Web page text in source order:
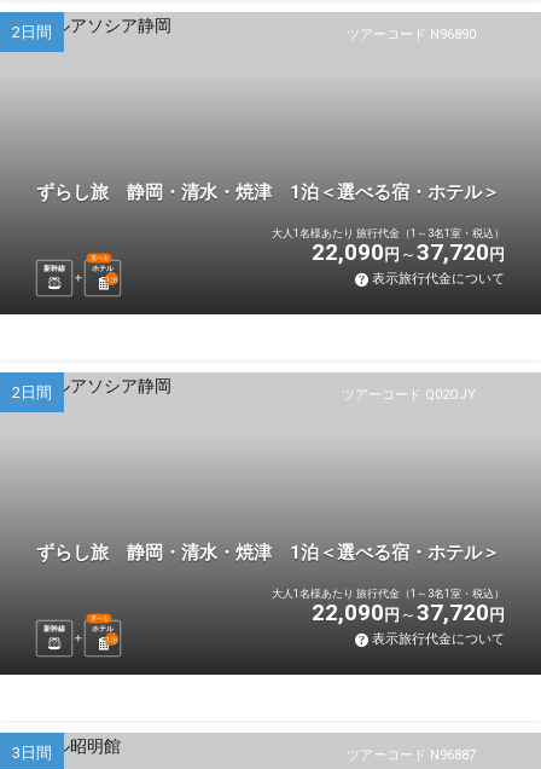
ツアーコード N96890
2日間
ずらし旅 静岡・清水・焼津 1泊＜選べる宿・ホテル＞
新幹線 ホテル
選べる
1 泊
大人1名様あたり 旅行代金（1～3名1室・税込）
22,090 円 37,720 円
表示旅行代金について
ツアーコード Q02OJY
2日間
ずらし旅 静岡・清水・焼津 1泊＜選べる宿・ホテル＞
新幹線 ホテル
選べる
1 泊
大人1名様あたり 旅行代金（1～3名1室・税込）
22,090 円 37,720 円
表示旅行代金について
ツアーコード N96887
3日間